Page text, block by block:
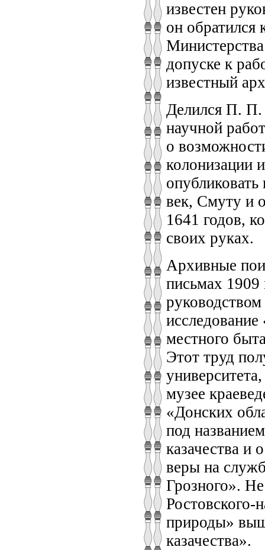
известен
он
допуске к
известный
Делился П.
научной
о
колонизации
век, Смуту и
1641 годов,
своих руках.
Архивные
письмах
исследование
местного
Этот труд
музее
«Донских
под
казачества и
веры на
Грозного».
Ростовского-
природы»
казачества».